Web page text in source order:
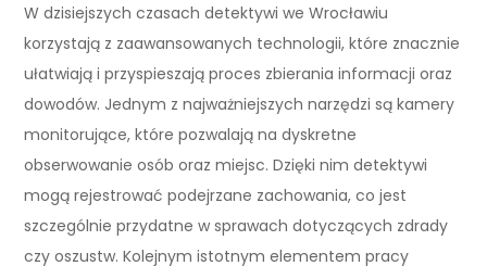
W dzisiejszych czasach detektywi we Wrocławiu
korzystają z zaawansowanych technologii, które znacznie
ułatwiają i przyspieszają proces zbierania informacji oraz
dowodów. Jednym z najważniejszych narzędzi są kamery
monitorujące, które pozwalają na dyskretne
obserwowanie osób oraz miejsc. Dzięki nim detektywi
mogą rejestrować podejrzane zachowania, co jest
szczególnie przydatne w sprawach dotyczących zdrady
czy oszustw. Kolejnym istotnym elementem pracy